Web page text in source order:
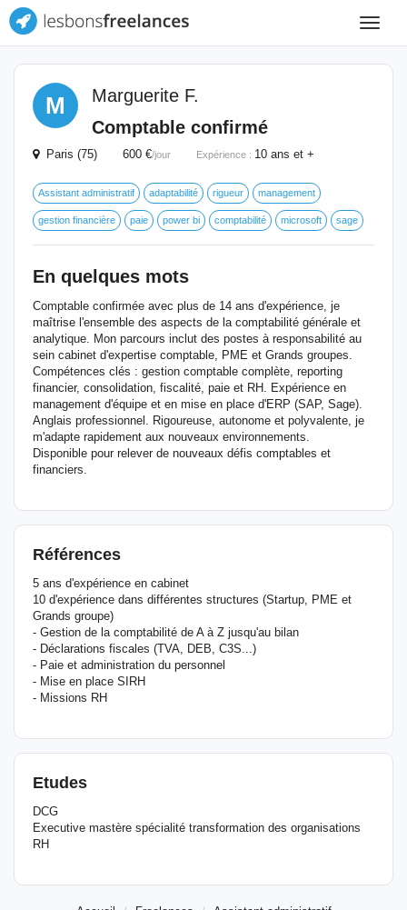
Toggle
M
Marguerite F.
Comptable confirmé
Paris (75) 600 €/jour Expérience : 10 ans et +
Assistant administratif adaptabilité rigueur management
gestion financière paie power bi comptabilité microsoft sage
En quelques mots
Comptable confirmée avec plus de 14 ans d'expérience, je
maîtrise l'ensemble des aspects de la comptabilité générale et
analytique. Mon parcours inclut des postes à responsabilité au
sein cabinet d'expertise comptable, PME et Grands groupes.
Compétences clés : gestion comptable complète, reporting
financier, consolidation, fiscalité, paie et RH. Expérience en
management d'équipe et en mise en place d'ERP (SAP, Sage).
Anglais professionnel. Rigoureuse, autonome et polyvalente, je
m'adapte rapidement aux nouveaux environnements.
Disponible pour relever de nouveaux défis comptables et
financiers.
Références
5 ans d'expérience en cabinet
10 d'expérience dans différentes structures (Startup, PME et
Grands groupe)
- Gestion de la comptabilité de A à Z jusqu'au bilan
- Déclarations fiscales (TVA, DEB, C3S...)
- Paie et administration du personnel
- Mise en place SIRH
- Missions RH
Etudes
DCG
Executive mastère spécialité transformation des organisations
RH